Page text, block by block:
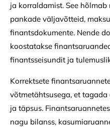
ja korraldamist. See
pankade väljavõtteid,
finantsdokumente. Nende
koostatakse
finantsseisundit ja
Korrektsete
võtmetähtsusega, et
ja täpsus.
nagu bilanss,